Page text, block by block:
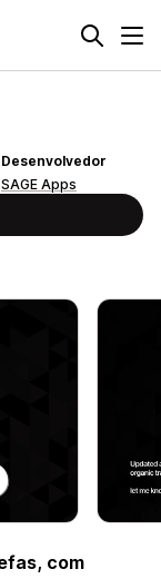
Desenvolvedor
SAGE Apps
com